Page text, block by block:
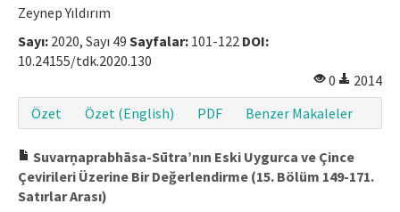
Zeynep Yıldırım
Sayı: 2020, Sayı 49 Sayfalar: 101-122 DOI:
10.24155/tdk.2020.130
0
2014
Özet
Özet (English) PDF Benzer Makaleler
Suvarṇaprabhāsa-Sūtra’nın Eski Uygurca ve Çince
Çevirileri Üzerine Bir Değerlendirme (15. Bölüm 149-171.
Satırlar Arası)